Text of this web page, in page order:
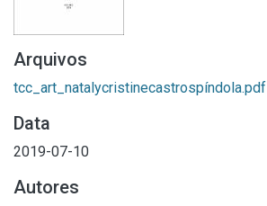
Arquivos
tcc_art_natalycristinecastrospíndola.pdf
Data
2019-07-10
Autores